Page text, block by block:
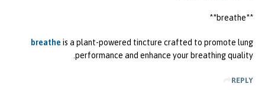
**breathe**
breathe is a plant-powered tincture crafted to promote lung
performance and enhance your breathing quality.
REPLY